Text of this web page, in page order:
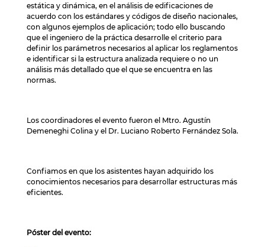
estática y dinámica, en el análisis de edificaciones de
acuerdo con los estándares y códigos de diseño nacionales,
con algunos ejemplos de aplicación; todo ello buscando
que el ingeniero de la práctica desarrolle el criterio para
definir los parámetros necesarios al aplicar los reglamentos
e identificar si la estructura analizada requiere o no un
análisis más detallado que el que se encuentra en las
normas.
Los coordinadores el evento fueron el Mtro. Agustín
Demeneghi Colina y el Dr. Luciano Roberto Fernández Sola.
Confiamos en que los asistentes hayan adquirido los
conocimientos necesarios para desarrollar estructuras más
eficientes.
Póster del evento: